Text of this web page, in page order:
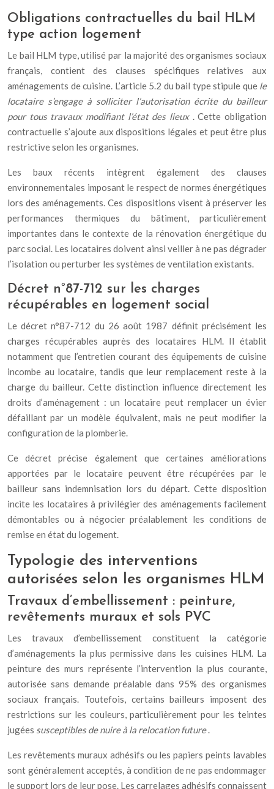
Obligations contractuelles du bail HLM
type action logement
Le bail HLM type, utilisé par la majorité des organismes sociaux
français, contient des clauses spécifiques relatives aux
aménagements de cuisine. L’article 5.2 du bail type stipule que le
locataire s’engage à solliciter l’autorisation écrite du bailleur
pour tous travaux modifiant l’état des lieux . Cette obligation
contractuelle s’ajoute aux dispositions légales et peut être plus
restrictive selon les organismes.
Les baux récents intègrent également des clauses
environnementales imposant le respect de normes énergétiques
lors des aménagements. Ces dispositions visent à préserver les
performances thermiques du bâtiment, particulièrement
importantes dans le contexte de la rénovation énergétique du
parc social. Les locataires doivent ainsi veiller à ne pas dégrader
l’isolation ou perturber les systèmes de ventilation existants.
Décret n°87-712 sur les charges
récupérables en logement social
Le décret n°87-712 du 26 août 1987 définit précisément les
charges récupérables auprès des locataires HLM. Il établit
notamment que l’entretien courant des équipements de cuisine
incombe au locataire, tandis que leur remplacement reste à la
charge du bailleur. Cette distinction influence directement les
droits d’aménagement : un locataire peut remplacer un évier
défaillant par un modèle équivalent, mais ne peut modifier la
configuration de la plomberie.
Ce décret précise également que certaines améliorations
apportées par le locataire peuvent être récupérées par le
bailleur sans indemnisation lors du départ. Cette disposition
incite les locataires à privilégier des aménagements facilement
démontables ou à négocier préalablement les conditions de
remise en état du logement.
Typologie des interventions
autorisées selon les organismes HLM
Travaux d’embellissement : peinture,
revêtements muraux et sols PVC
Les travaux d’embellissement constituent la catégorie
d’aménagements la plus permissive dans les cuisines HLM. La
peinture des murs représente l’intervention la plus courante,
autorisée sans demande préalable dans 95% des organismes
sociaux français. Toutefois, certains bailleurs imposent des
restrictions sur les couleurs, particulièrement pour les teintes
jugées susceptibles de nuire à la relocation future.
Les revêtements muraux adhésifs ou les papiers peints lavables
sont généralement acceptés, à condition de ne pas endommager
le support lors de leur pose. Les carrelages adhésifs connaissent